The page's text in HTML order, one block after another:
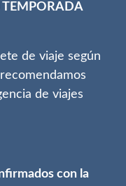
TEMPORADA
de viaje según
de viajes
con la